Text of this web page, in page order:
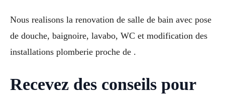
Nous realisons la renovation de salle de bain avec pose
de douche, baignoire, lavabo, WC et modification des
installations plomberie proche de .
Recevez des conseils pour